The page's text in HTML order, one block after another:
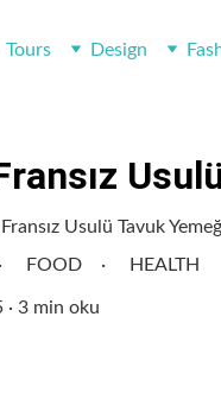
Tours Design
Usulü Tavuk
FOOD HEALTH
3 min oku